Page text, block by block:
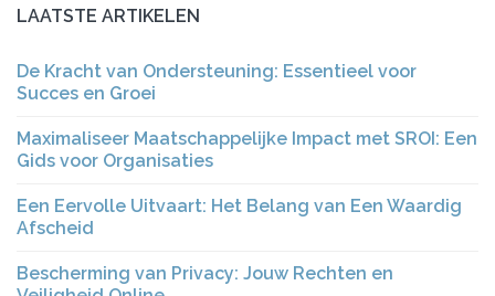
LAATSTE ARTIKELEN
De Kracht van Ondersteuning: Essentieel voor
Succes en Groei
Maximaliseer Maatschappelijke Impact met SROI: Een
Gids voor Organisaties
Een Eervolle Uitvaart: Het Belang van Een Waardig
Afscheid
Bescherming van Privacy: Jouw Rechten en